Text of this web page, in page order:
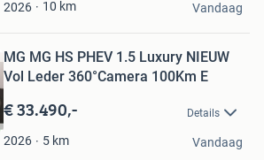
2026 10 km Vandaag
MG MG HS PHEV 1.5 Luxury NIEUW
Vol Leder 360°Camera 100Km E
€ 33.490,- Details
2026 5 km Vandaag